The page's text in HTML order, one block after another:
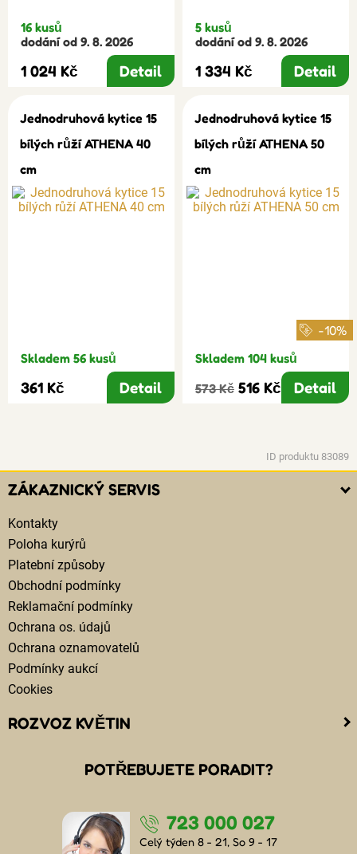
16 kusů
dodání od 9. 8. 2026
1 024 Kč Detail
5 kusů
dodání od 9. 8. 2026
1 334 Kč Detail
Jednodruhová kytice 15
bílých růží ATHENA 40
cm
Skladem 56 kusů
361 Kč Detail
Jednodruhová kytice 15
bílých růží ATHENA 50
cm
-10%
Skladem 104 kusů
573 Kč 516 Kč Detail
ID produktu 83089
ZÁKAZNICKÝ SERVIS
Kontakty
Poloha kurýrů
Platební způsoby
Obchodní podmínky
Reklamační podmínky
Ochrana os. údajů
Ochrana oznamovatelů
Podmínky aukcí
Cookies
ROZVOZ KVĚTIN
Kam doručujeme květiny
Cena za doručení květin
Doručení květin sledujete online
Kdo jsou lidé, kteří doručují kytice
POTŘEBUJETE PORADIT?
723 000 027
Celý týden 8 - 21, So 9 - 17